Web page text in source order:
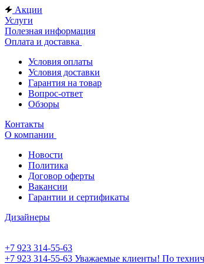
Акции
Услуги
Полезная информация
Оплата и доставка
Условия оплаты
Условия доставки
Гарантия на товар
Вопрос-ответ
Обзоры
Контакты
О компании
Новости
Политика
Договор оферты
Вакансии
Гарантии и сертификаты
Дизайнеры
+7 923 314-55-63
+7 923 314-55-63 Уважаемые клиенты! По